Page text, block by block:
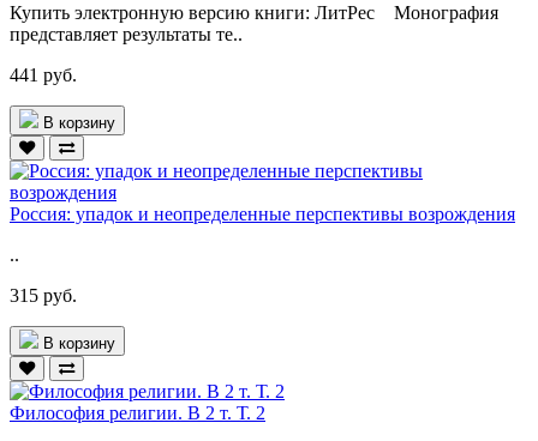
Купить электронную версию книги: ЛитРес Монография
представляет результаты те..
441 руб.
В корзину
Россия: упадок и неопределенные перспективы возрождения
..
315 руб.
В корзину
Философия религии. В 2 т. Т. 2